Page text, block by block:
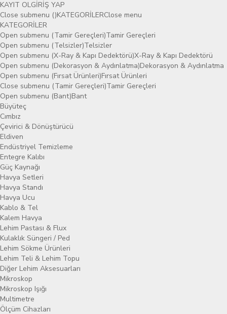
KAYIT OLGİRİŞ YAP
Close submenu ()KATEGORİLERClose menu
KATEGORİLER
Open submenu (Tamir Gereçleri)Tamir Gereçleri
Open submenu (Telsizler)Telsizler
Open submenu (X-Ray & Kapı Dedektörü)X-Ray & Kapı Dedektörü
Open submenu (Dekorasyon & Aydınlatma)Dekorasyon & Aydınlatma
Open submenu (Fırsat Ürünleri)Fırsat Ürünleri
Close submenu (Tamir Gereçleri)Tamir Gereçleri
Open submenu (Bant)Bant
Büyüteç
Cımbız
Çevirici & Dönüştürücü
Eldiven
Endüstriyel Temizleme
Entegre Kalıbı
Güç Kaynağı
Havya Setleri
Havya Standı
Havya Ucu
Kablo & Tel
Kalem Havya
Lehim Pastası & Flux
Kulaklık Süngeri / Ped
Lehim Sökme Ürünleri
Lehim Teli & Lehim Topu
Diğer Lehim Aksesuarları
Mikroskop
Mikroskop Işığı
Multimetre
Ölçüm Cihazları